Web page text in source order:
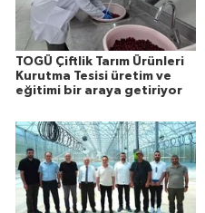
TOGÜ Çiftlik Tarım Ürünleri
Kurutma Tesisi üretim ve
eğitimi bir araya getiriyor